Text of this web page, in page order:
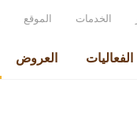
الخدمات الموقع
الفعاليات العروض